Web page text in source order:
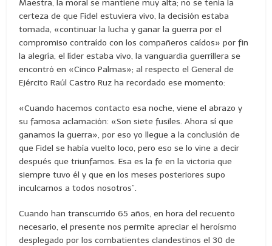
Maestra, la moral se mantiene muy alta; no se tenía la
certeza de que Fidel estuviera vivo, la decisión estaba
tomada, «continuar la lucha y ganar la guerra por el
compromiso contraído con los compañeros caídos» por fin
la alegría, el líder estaba vivo, la vanguardia guerrillera se
encontró en «Cinco Palmas»; al respecto el General de
Ejército Raúl Castro Ruz ha recordado ese momento:
«Cuando hacemos contacto esa noche, viene el abrazo y
su famosa aclamación: «Son siete fusiles. Ahora sí que
ganamos la guerra», por eso yo llegue a la conclusión de
que Fidel se había vuelto loco, pero eso se lo vine a decir
después que triunfamos. Esa es la fe en la victoria que
siempre tuvo él y que en los meses posteriores supo
inculcarnos a todos nosotros”.
Cuando han transcurrido 65 años, en hora del recuento
necesario, el presente nos permite apreciar el heroísmo
desplegado por los combatientes clandestinos el 30 de